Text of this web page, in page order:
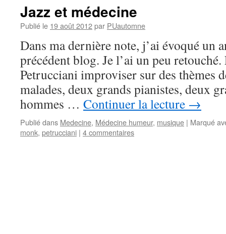
Jazz et médecine
Publié le 19 août 2012par PUautomne
Dans ma dernière note, j’ai évoqué un
précédent blog. Je l’ai un peu
Petrucciani improviser sur des thèmes
malades, deux grands pianistes, deux
hommes … Continuer la lecture →
Publié dans Medecine, Médecine humeur, musique | Marqué
monk, petrucciani | 4 commentaires